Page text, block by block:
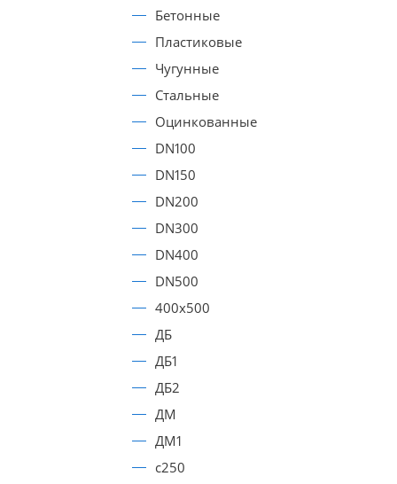
Бетонные
Пластиковые
Чугунные
Стальные
Оцинкованные
DN100
DN150
DN200
DN300
DN400
DN500
400х500
ДБ
ДБ1
ДБ2
ДМ
ДМ1
с250